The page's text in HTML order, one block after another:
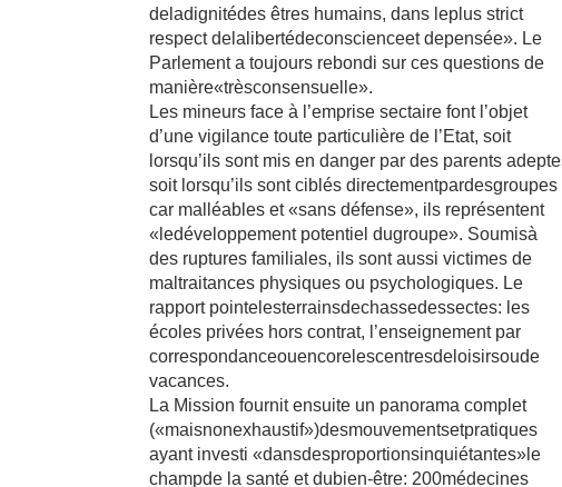
deladignitédes êtres humains, dans leplus strict
respect delalibertédeconscienceet depensée». Le
Parlement a toujours rebondi sur ces questions de
manière«trèsconsensuelle».
Les mineurs face à l’emprise sectaire font l’objet
d’une vigilance toute particulière de l’Etat, soit
lorsqu’ils sont mis en danger par des parents
soit lorsqu’ils sont ciblés directementpardesgroupes
car malléables et «sans défense», ils représentent
«ledéveloppement potentiel dugroupe». Soumisà
des ruptures familiales, ils sont aussi victimes de
maltraitances physiques ou psychologiques. Le
rapport pointelesterrainsdechassedessectes: les
écoles privées hors contrat, l’enseignement par
correspondanceouencorelescentresdeloisirsoude
vacances.
La Mission fournit ensuite un panorama complet
(«maisnonexhaustif»)desmouvementsetpratiques
ayant investi «dansdesproportionsinquiétantes»le
champde la santé et dubien-être: 200médecines